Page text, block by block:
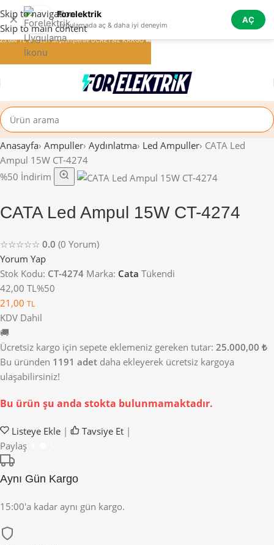
✕ Forelektrik
Uygulamada aç & daha iyi deneyim
AÇ
Skip to navigation
Skip to main content
Anasayfa› Ampuller› Aydınlatma› Led Ampuller› CATA Led
Ampul 15W CT-4274
%50 İndirim
CATA Led Ampul 15W CT-4274
☆☆☆☆☆ 0.0 (0 Yorum)
Yorum Yap
Stok Kodu: CT-4274 Marka: Cata Tükendi
42,00 TL%50
21,00 TL
KDV Dahil
🚚
Ücretsiz kargo için sepete eklemeniz gereken tutar: 25.000,00 ₺
Bu üründen 1191 adet daha ekleyerek ücretsiz kargoya
ulaşabilirsiniz!
Bu ürün şu anda stokta bulunmamaktadır.
Listeye Ekle | Tavsiye Et |
Paylaş
Aynı Gün Kargo
15:00'a kadar aynı gün kargo.
25.000 TL ve üzeri alışverişlerde ÜCRETSİZ KARGO 🚚